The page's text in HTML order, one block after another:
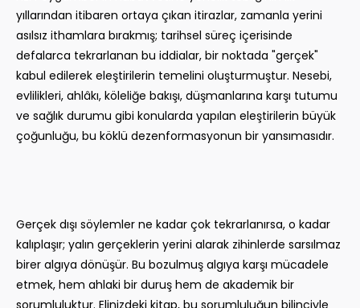
yıllarından itibaren ortaya çıkan itirazlar, zamanla yerini
asılsız ithamlara bırakmış; tarihsel süreç içerisinde
defalarca tekrarlanan bu iddialar, bir noktada "gerçek"
kabul edilerek eleştirilerin temelini oluşturmuştur. Nesebi,
evlilikleri, ahlâkı, köleliğe bakışı, düşmanlarına karşı tutumu
ve sağlık durumu gibi konularda yapılan eleştirilerin büyük
çoğunluğu, bu köklü dezenformasyonun bir yansımasıdır.
Gerçek dışı söylemler ne kadar çok tekrarlanırsa, o kadar
kalıplaşır; yalın gerçeklerin yerini alarak zihinlerde sarsılmaz
birer algıya dönüşür. Bu bozulmuş algıya karşı mücadele
etmek, hem ahlaki bir duruş hem de akademik bir
sorumluluktur. Elinizdeki kitap, bu sorumluluğun bilinciyle